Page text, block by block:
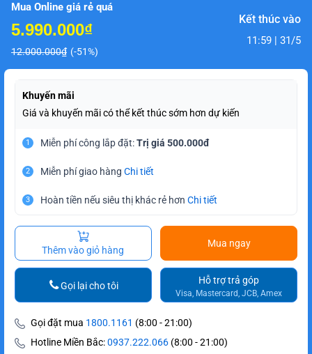
Mua Online giá rẻ quá
5.990.000₫
12.000.000₫ (-51%)
Kết thúc vào
11:59 | 31/5
Khuyến mãi
Giá và khuyến mãi có thể kết thúc sớm hơn dự kiến
1 Miễn phí công lắp đặt:Trị giá 500.000đ
2 Miễn phí giao hàng Chi tiết
3 Hoàn tiền nếu siêu thị khác rẻ hơn Chi tiết
Thêm vào giỏ hàng
Mua ngay
Hỗ trợ trả góp
Visa, Mastercard, JCB, Amex
Gọi lại cho tôi
Gọi đặt mua 1800.1161 (8:00 - 21:00)
Hotline Miền Bắc:0937.222.066 (8:00 - 21:00)